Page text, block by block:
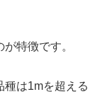
特徴です。
種は1mを超える